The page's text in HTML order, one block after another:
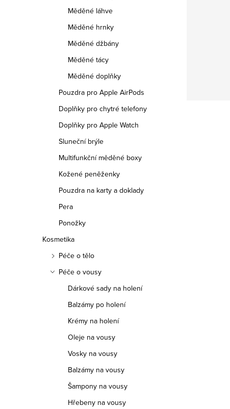
Měděné láhve
Měděné hrnky
Měděné džbány
Měděné tácy
Měděné doplňky
Pouzdra pro Apple AirPods
Doplňky pro chytré telefony
Doplňky pro Apple Watch
Sluneční brýle
Multifunkční měděné boxy
Kožené peněženky
Pouzdra na karty a doklady
Pera
Ponožky
Kosmetika
Péče o tělo
Péče o vousy
Dárkové sady na holení
Balzámy po holení
Krémy na holení
Oleje na vousy
Vosky na vousy
Balzámy na vousy
Šampony na vousy
Hřebeny na vousy